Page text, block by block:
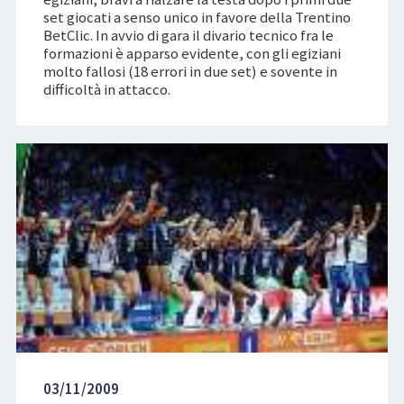
set giocati a senso unico in favore della Trentino
BetClic. In avvio di gara il divario tecnico fra le
formazioni è apparso evidente, con gli egiziani
molto fallosi (18 errori in due set) e sovente in
difficoltà in attacco.
03/11/2009